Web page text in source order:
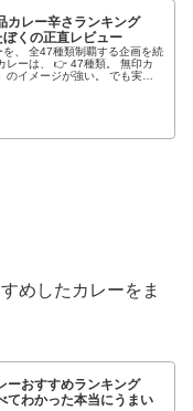
カレー辛さランキング
くの正直レビュー
、 全47種類制覇する企画を続
レーは、 👉 47種類。 無印カ
イメージが強い。 でも実際
めしたカレーをま
ーおすすめランキング
てわかった本当にうまい